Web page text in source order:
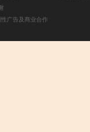
广告及商业合作